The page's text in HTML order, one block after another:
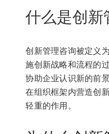
什么是创新
创新管理咨询被定义
施创新战略和流程的
协助企业认识新的前
在组织框架内营造创
轻重的作用。